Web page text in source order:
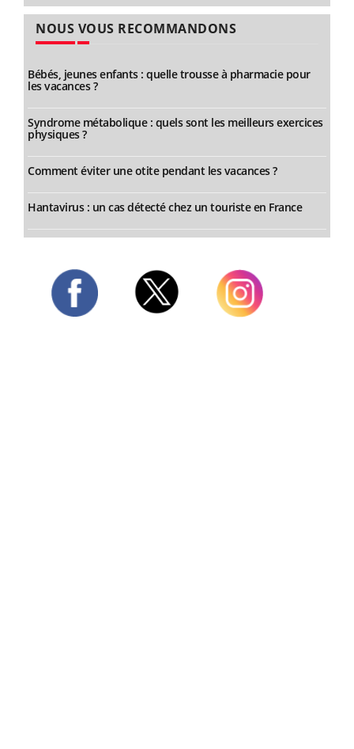
NOUS VOUS RECOMMANDONS
Bébés, jeunes enfants : quelle trousse à pharmacie pour
les vacances ?
Syndrome métabolique : quels sont les meilleurs exercices
physiques ?
Comment éviter une otite pendant les vacances ?
Hantavirus : un cas détecté chez un touriste en France